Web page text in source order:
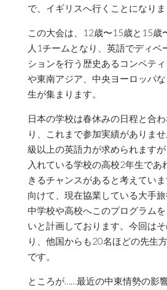
で、イギリスへ行くことになりま
この大会は、12歳〜15歳と15歳
人1チームとなり、英語でディベ
ションを行う歴史あるコンペテ
や東南アジア、中央ヨーロッパ
生が集まります。
日本の学校は春休みの日程と合
り、これまで参加実績がありま
級以上の英語力が求められます
入れている学校の高校2年生であ
きるチャンスがあると考えてい
向けて、現在協業している大手旅
中学校や高校へこのプログラム
いと計画しております。今回は
り、他国からも20名ほどの先生
です。
ところが……最近の中東情勢の影